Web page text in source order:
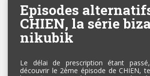
Episodes
CHIEN, la série
nikubik
Le délai de prescription étant
découvrir le 2ème épisode de CHIEN,